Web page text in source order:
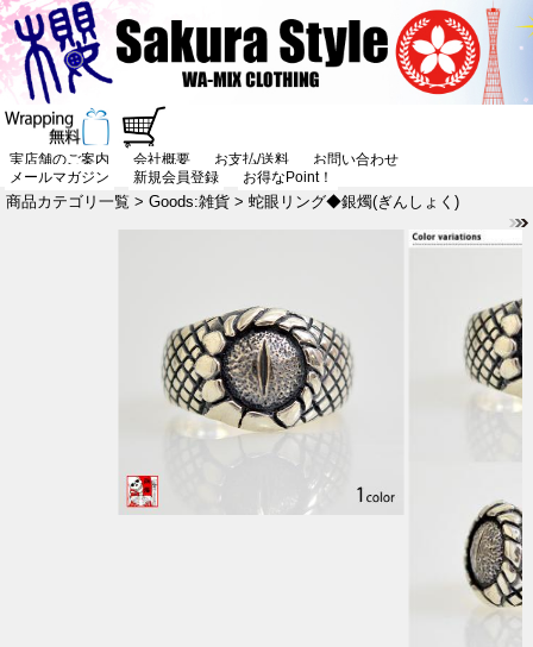
実店舗のご案内 会社概要 お支払/送料
お問い合わせ
メールマガジン
新規会員登録 お得なPoint！
商品カテゴリ一覧 > Goods:雑貨 > 蛇眼リング◆銀燭(ぎんしょく)